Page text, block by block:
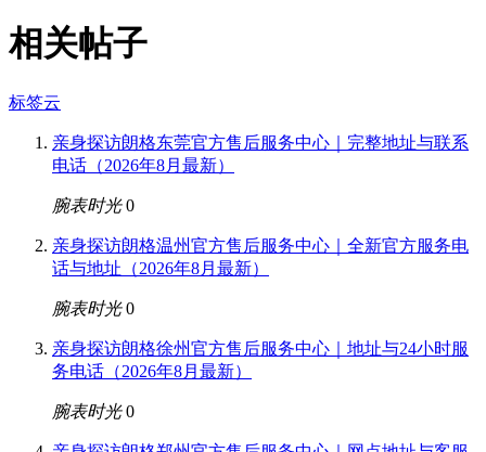
相关帖子
标签云
亲身探访朗格东莞官方售后服务中心｜完整地址与联系
电话（2026年8月最新）
腕表时光 0
亲身探访朗格温州官方售后服务中心｜全新官方服务电
话与地址（2026年8月最新）
腕表时光 0
亲身探访朗格徐州官方售后服务中心｜地址与24小时服
务电话（2026年8月最新）
腕表时光 0